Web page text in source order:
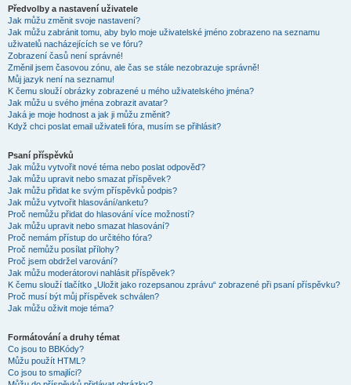
Předvolby a nastavení uživatele
Jak můžu změnit svoje nastavení?
Jak můžu zabránit tomu, aby bylo moje uživatelské jméno zobrazeno na seznamu
uživatelů nacházejících se ve fóru?
Zobrazení časů není správné!
Změnil jsem časovou zónu, ale čas se stále nezobrazuje správně!
Můj jazyk není na seznamu!
K čemu slouží obrázky zobrazené u mého uživatelského jména?
Jak můžu u svého jména zobrazit avatar?
Jaká je moje hodnost a jak ji můžu změnit?
Když chci poslat email uživateli fóra, musím se přihlásit?
Psaní příspěvků
Jak můžu vytvořit nové téma nebo poslat odpověď?
Jak můžu upravit nebo smazat příspěvek?
Jak můžu přidat ke svým příspěvků podpis?
Jak můžu vytvořit hlasování/anketu?
Proč nemůžu přidat do hlasování více možností?
Jak můžu upravit nebo smazat hlasování?
Proč nemám přístup do určitého fóra?
Proč nemůžu posílat přílohy?
Proč jsem obdržel varování?
Jak můžu moderátorovi nahlásit příspěvek?
K čemu slouží tlačítko „Uložit jako rozepsanou zprávu“ zobrazené při psaní příspěvku?
Proč musí být můj příspěvek schválen?
Jak můžu oživit moje téma?
Formátování a druhy témat
Co jsou to BBKódy?
Můžu použít HTML?
Co jsou to smajlíci?